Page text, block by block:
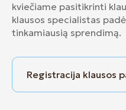
kviečiame pasitikrinti
klausos specialistas
tinkamiausią sprendimą.
Registracija klausos